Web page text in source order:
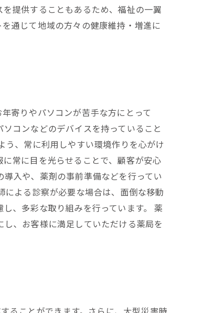
提供することもあるため、福祉の一翼
通じて地域の方々の健康維持・増進に
寄りやパソコンが苦手な方にとって
コンなどのデバイスを持っていること
、常に利用しやすい環境作りを心がけ
常に目を光らせることで、顧客が安心
入や、薬剤の事前準備などを行ってい
による診察が必要な場合は、面倒な移動
、多彩な取り組みを行っています。 薬
、お客様に満足していただける薬局を